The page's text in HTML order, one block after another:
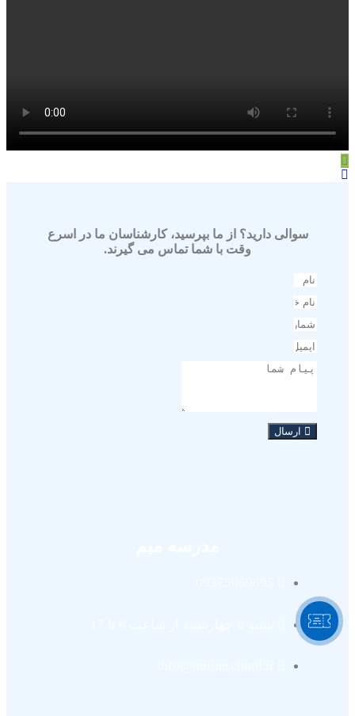
سوالی دارید؟ از ما بپرسید، کارشناسان ما در اسرع
وقت با شما تماس می گیرند.
ارسال